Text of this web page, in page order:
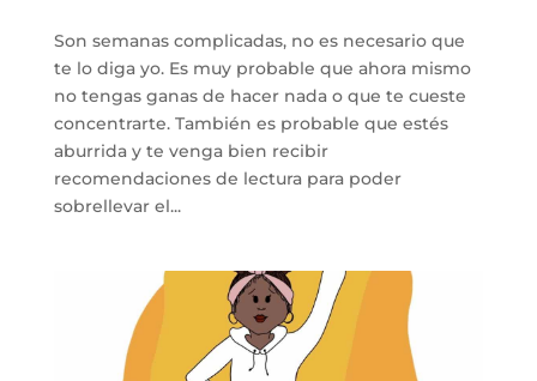
Son semanas complicadas, no es necesario que
te lo diga yo. Es muy probable que ahora mismo
no tengas ganas de hacer nada o que te cueste
concentrarte. También es probable que estés
aburrida y te venga bien recibir
recomendaciones de lectura para poder
sobrellevar el...